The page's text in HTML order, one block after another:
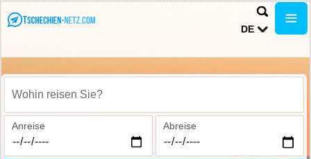
DE
Wohin reisen Sie?
Anreise Abreise